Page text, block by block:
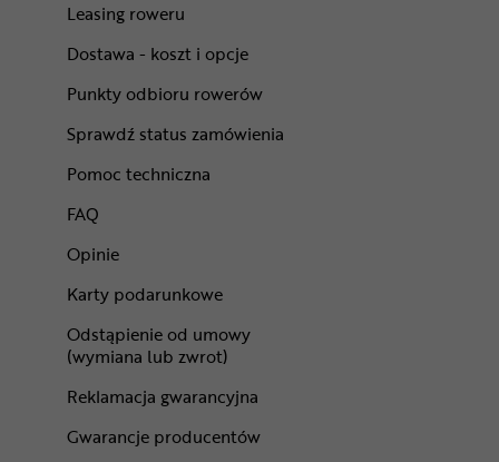
Leasing roweru
Dostawa - koszt i opcje
Punkty odbioru rowerów
Sprawdź status zamówienia
Pomoc techniczna
FAQ
Opinie
Karty podarunkowe
Odstąpienie od umowy
(wymiana lub zwrot)
Reklamacja gwarancyjna
Gwarancje producentów